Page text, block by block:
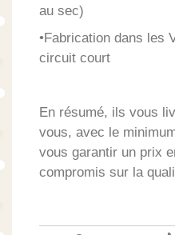
au sec)
•Fabrication dans les
circuit court
En résumé, ils vous
vous, avec le
vous garantir un prix
compromis sur la